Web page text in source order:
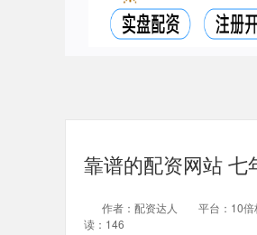
靠谱的配资网站 七
作者：配资达人 平台：10
读：146